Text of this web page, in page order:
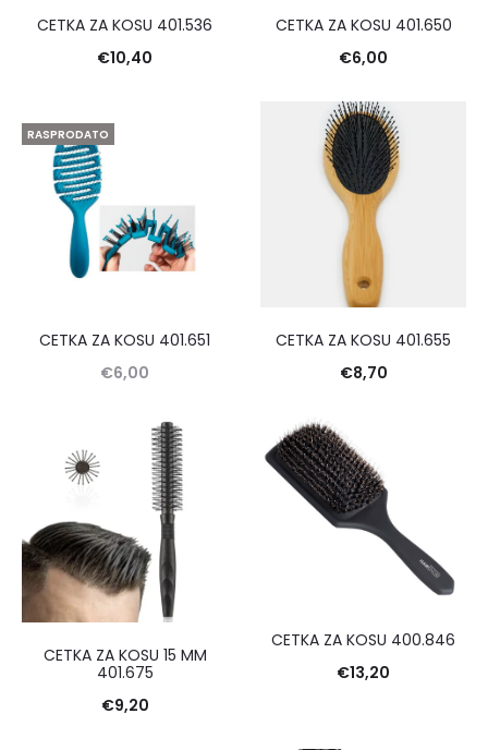
CETKA ZA KOSU 401.536
€10,40
CETKA ZA KOSU 401.650
€6,00
RASPRODATO
CETKA ZA KOSU 401.651
€6,00
CETKA ZA KOSU 401.655
€8,70
CETKA ZA KOSU 15 MM
401.675
€9,20
CETKA ZA KOSU 400.846
€13,20